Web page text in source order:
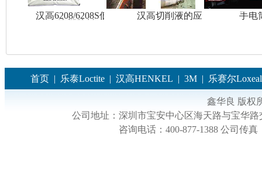
汉高6208/6208S低温
汉高切削液的应用 手电
首页 | 乐泰Loctite | 汉高HENKEL | 3M | 乐赛尔Loxeal
鑫华良 版权
公司地址： 深圳市宝安中心区海天路与宝华
咨询电话： 400-877-1388公司传真